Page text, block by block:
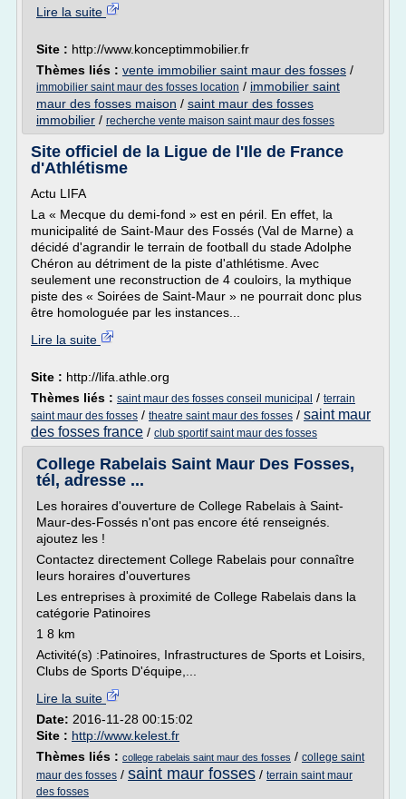
Lire la suite
Site : http://www.konceptimmobilier.fr
Thèmes liés : vente immobilier saint maur des fosses /
immobilier saint maur des fosses location / immobilier saint
maur des fosses maison / saint maur des fosses
immobilier / recherche vente maison saint maur des fosses
Site officiel de la Ligue de l'Ile de France
d'Athlétisme
Actu LIFA
La « Mecque du demi-fond » est en péril. En effet, la
municipalité de Saint-Maur des Fossés (Val de Marne) a
décidé d'agrandir le terrain de football du stade Adolphe
Chéron au détriment de la piste d'athlétisme. Avec
seulement une reconstruction de 4 couloirs, la mythique
piste des « Soirées de Saint-Maur » ne pourrait donc plus
être homologuée par les instances...
Lire la suite
Site : http://lifa.athle.org
Thèmes liés : saint maur des fosses conseil municipal / terrain
saint maur des fosses / theatre saint maur des fosses / saint maur
des fosses france / club sportif saint maur des fosses
College Rabelais Saint Maur Des Fosses,
tél, adresse ...
Les horaires d'ouverture de College Rabelais à Saint-
Maur-des-Fossés n'ont pas encore été renseignés.
ajoutez les !
Contactez directement College Rabelais pour connaître
leurs horaires d'ouvertures
Les entreprises à proximité de College Rabelais dans la
catégorie Patinoires
1 8 km
Activité(s) :Patinoires, Infrastructures de Sports et Loisirs,
Clubs de Sports D'équipe,...
Lire la suite
Date: 2016-11-28 00:15:02
Site : http://www.kelest.fr
Thèmes liés : college rabelais saint maur des fosses / college saint
maur des fosses / saint maur fosses / terrain saint maur
des fosses